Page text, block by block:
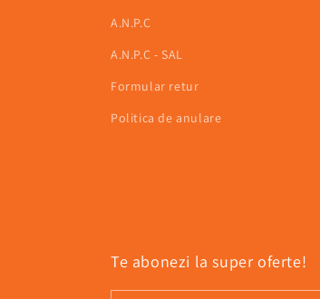
A.N.P.C
A.N.P.C - SAL
Formular retur
Politica de anulare
Te abonezi la super oferte!